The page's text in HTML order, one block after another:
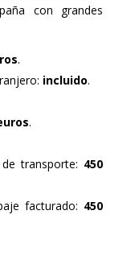
con grandes
.
incluido.
.
transporte: 450
facturado: 450